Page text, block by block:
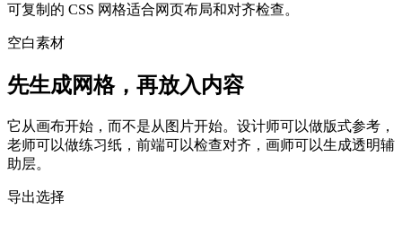
可复制的 CSS 网格适合网页布局和对齐检查。
空白素材
先生成网格，再放入内容
它从画布开始，而不是从图片开始。设计师可以做版式参考，
老师可以做练习纸，前端可以检查对齐，画师可以生成透明辅
助层。
导出选择